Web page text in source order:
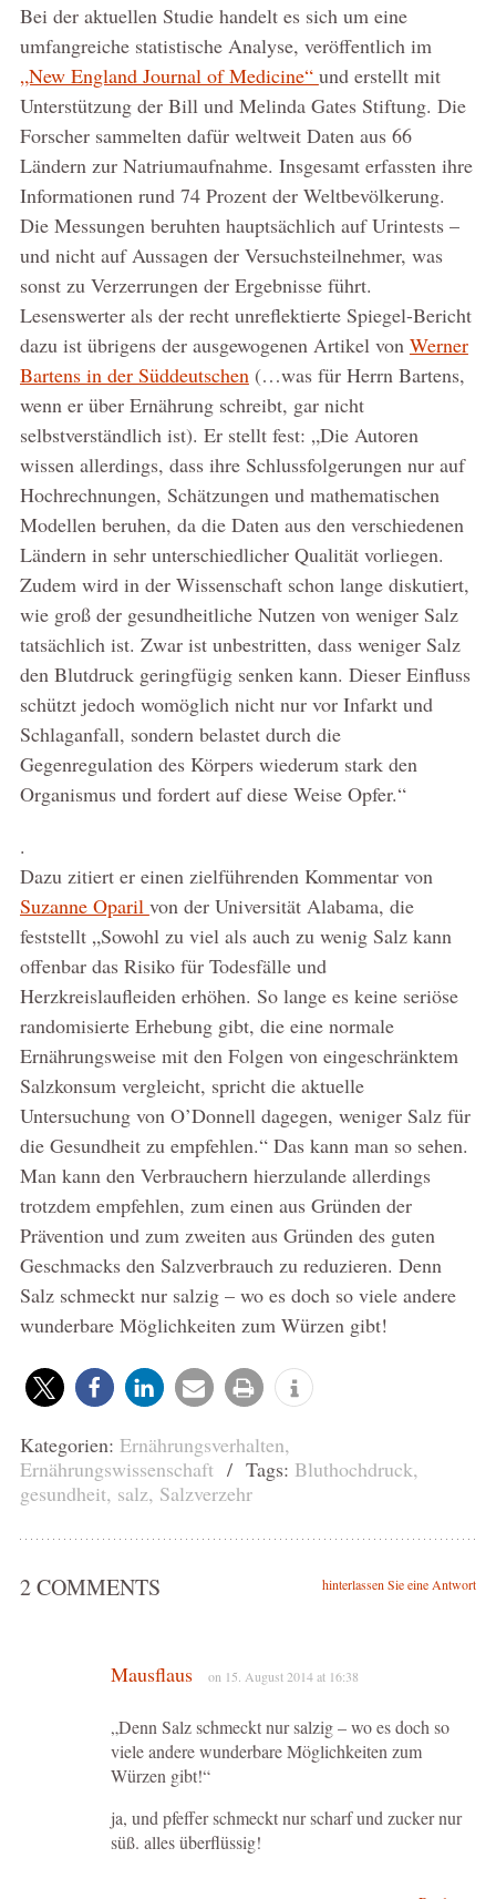
Bei der aktuellen Studie handelt es sich um eine
umfangreiche statistische Analyse, veröffentlich im
„New England Journal of Medicine“ und erstellt mit
Unterstützung der Bill und Melinda Gates Stiftung. Die
Forscher sammelten dafür weltweit Daten aus 66
Ländern zur Natriumaufnahme. Insgesamt erfassten ihre
Informationen rund 74 Prozent der Weltbevölkerung.
Die Messungen beruhten hauptsächlich auf Urintests –
und nicht auf Aussagen der Versuchsteilnehmer, was
sonst zu Verzerrungen der Ergebnisse führt.
Lesenswerter als der recht unreflektierte Spiegel-Bericht
dazu ist übrigens der ausgewogenen Artikel von Werner
Bartens in der Süddeutschen (…was für Herrn Bartens,
wenn er über Ernährung schreibt, gar nicht
selbstverständlich ist). Er stellt fest: „Die Autoren
wissen allerdings, dass ihre Schlussfolgerungen nur auf
Hochrechnungen, Schätzungen und mathematischen
Modellen beruhen, da die Daten aus den verschiedenen
Ländern in sehr unterschiedlicher Qualität vorliegen.
Zudem wird in der Wissenschaft schon lange diskutiert,
wie groß der gesundheitliche Nutzen von weniger Salz
tatsächlich ist. Zwar ist unbestritten, dass weniger Salz
den Blutdruck geringfügig senken kann. Dieser Einfluss
schützt jedoch womöglich nicht nur vor Infarkt und
Schlaganfall, sondern belastet durch die
Gegenregulation des Körpers wiederum stark den
Organismus und fordert auf diese Weise Opfer.“
.
Dazu zitiert er einen zielführenden Kommentar von
Suzanne Oparil von der Universität Alabama, die
feststellt „Sowohl zu viel als auch zu wenig Salz kann
offenbar das Risiko für Todesfälle und
Herzkreislaufleiden erhöhen. So lange es keine seriöse
randomisierte Erhebung gibt, die eine normale
Ernährungsweise mit den Folgen von eingeschränktem
Salzkonsum vergleicht, spricht die aktuelle
Untersuchung von O’Donnell dagegen, weniger Salz für
die Gesundheit zu empfehlen.“ Das kann man so sehen.
Man kann den Verbrauchern hierzulande allerdings
trotzdem empfehlen, zum einen aus Gründen der
Prävention und zum zweiten aus Gründen des guten
Geschmacks den Salzverbrauch zu reduzieren. Denn
Salz schmeckt nur salzig – wo es doch so viele andere
wunderbare Möglichkeiten zum Würzen gibt!
Kategorien: Ernährungsverhalten,
Ernährungswissenschaft/ Tags: Bluthochdruck,
gesundheit, salz, Salzverzehr
hinterlassen Sie eine Antwort
2 COMMENTS
Mausflaus on 15. August 2014 at 16:38
„Denn Salz schmeckt nur salzig – wo es doch so
viele andere wunderbare Möglichkeiten zum
Würzen gibt!“
ja, und pfeffer schmeckt nur scharf und zucker nur
süß. alles überflüssig!